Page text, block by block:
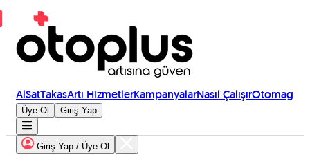
AlSatTakasArtı HizmetlerKampanyalarNasıl ÇalışırOtomag
Üye Ol Giriş Yap
Giriş Yap / Üye Ol